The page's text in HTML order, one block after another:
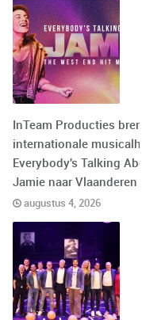
InTeam Producties brengt de
internationale musicalhit
Everybody's Talking About
Jamie naar Vlaanderen
augustus 4, 2026